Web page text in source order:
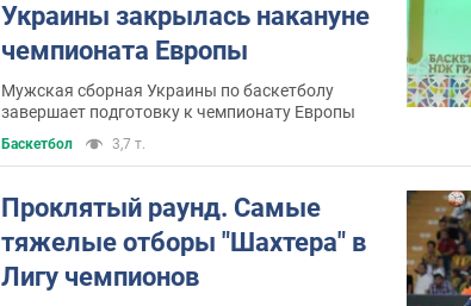
Украины закрылась накануне
чемпионата Европы
Мужская сборная Украины по баскетболу
завершает подготовку к чемпионату Европы
Баскетбол 3,7 т.
Проклятый раунд. Самые
тяжелые отборы "Шахтера" в
Лигу чемпионов